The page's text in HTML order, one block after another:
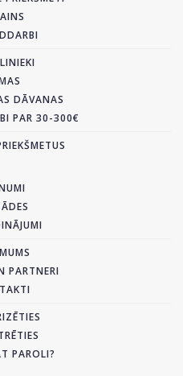
DĀVANAS
PAR 30-300€
PARTNERI
PAROLI?